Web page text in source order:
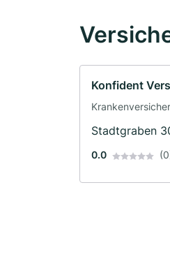
Konfident
Stadtgraben
0.0